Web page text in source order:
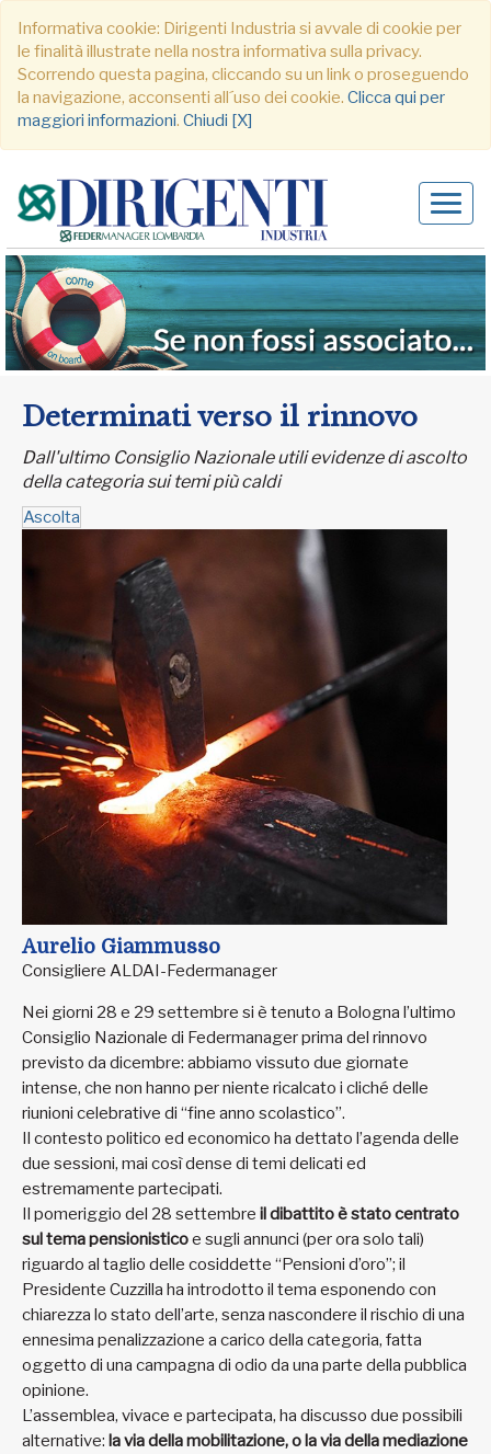
Informativa cookie: Dirigenti Industria si avvale di cookie per
le finalità illustrate nella nostra informativa sulla privacy.
Scorrendo questa pagina, cliccando su un link o proseguendo
la navigazione, acconsenti all´uso dei cookie. Clicca qui per
maggiori informazioni. Chiudi [X]
Determinati verso il rinnovo
Dall'ultimo Consiglio Nazionale utili evidenze di ascolto
della categoria sui temi più caldi
Ascolta
Aurelio Giammusso
Consigliere ALDAI-Federmanager
Nei giorni 28 e 29 settembre si è tenuto a Bologna l’ultimo
Consiglio Nazionale di Federmanager prima del rinnovo
previsto da dicembre: abbiamo vissuto due giornate
intense, che non hanno per niente ricalcato i cliché delle
riunioni celebrative di “fine anno scolastico”.
Il contesto politico ed economico ha dettato l’agenda delle
due sessioni, mai così dense di temi delicati ed
estremamente partecipati.
Il pomeriggio del 28 settembre il dibattito è stato centrato
sul tema pensionisticoe sugli annunci (per ora solo tali)
riguardo al taglio delle cosiddette “Pensioni d’oro”; il
Presidente Cuzzilla ha introdotto il tema esponendo con
chiarezza lo stato dell’arte, senza nascondere il rischio di una
ennesima penalizzazione a carico della categoria, fatta
oggetto di una campagna di odio da una parte della pubblica
opinione.
L’assemblea, vivace e partecipata, ha discusso due possibili
alternative: la via della mobilitazione, o la via della mediazione